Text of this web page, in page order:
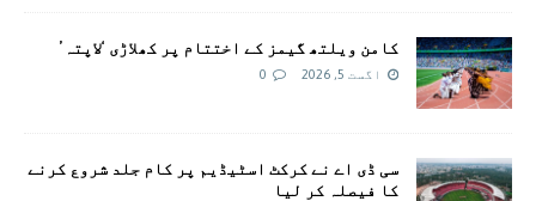
کامن ویلتھ گیمز کے اختتام پر کھلاڑی ‘لاپتہ’
اگست 5, 2026 0
سی ڈی اے نے کرکٹ اسٹیڈیم پر کام جلد شروع کرنے
کا فیصلہ کر لیا